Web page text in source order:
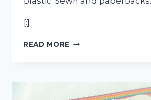
[:]
READ MORE [:PT]BLOCO